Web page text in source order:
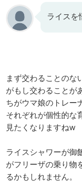
ライスを
まず交わることのな
がもし交わることが
ちがウマ娘のトレー
それぞれが個性的な
見たくなりますねw
ライスシャワーが御
がフリーザの乗り物
るかもしれません。